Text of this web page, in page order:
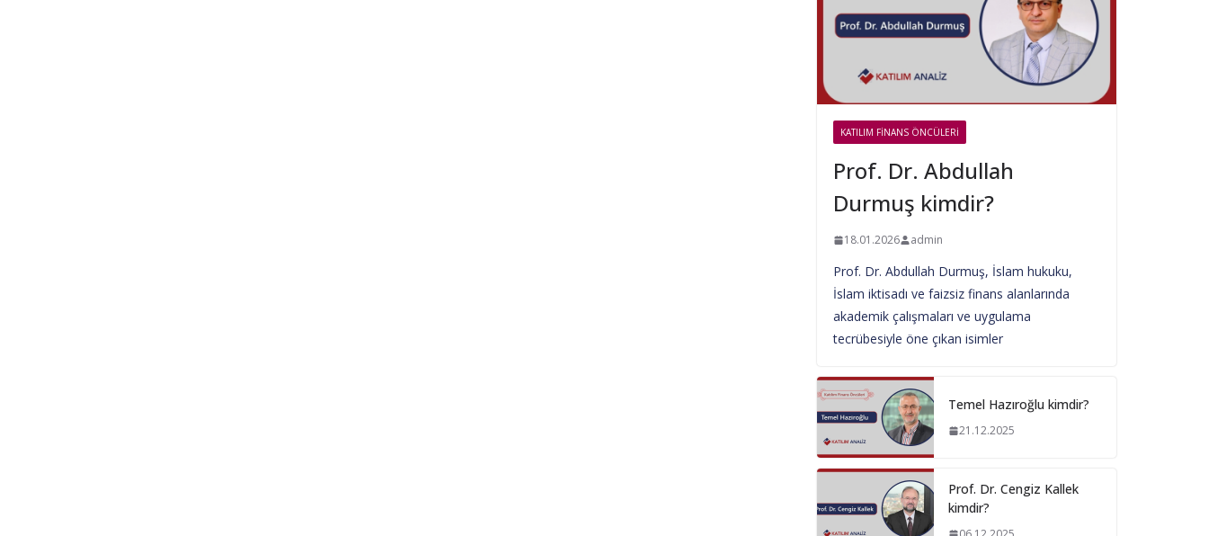
KATILIM FINANS ÖNCÜLERI
Prof. Dr. Abdullah
Durmuş kimdir?
18.01.2026 admin
Prof. Dr. Abdullah Durmuş, İslam hukuku,
İslam iktisadı ve faizsiz finans alanlarında
akademik çalışmaları ve uygulama
tecrübesiyle öne çıkan isimler
Temel Hazıroğlu kimdir?
21.12.2025
Prof. Dr. Cengiz Kallek
kimdir?